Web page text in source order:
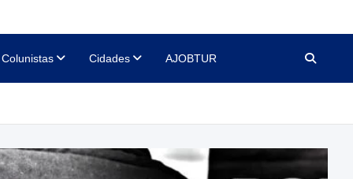
Colunistas Cidades AJOBTUR